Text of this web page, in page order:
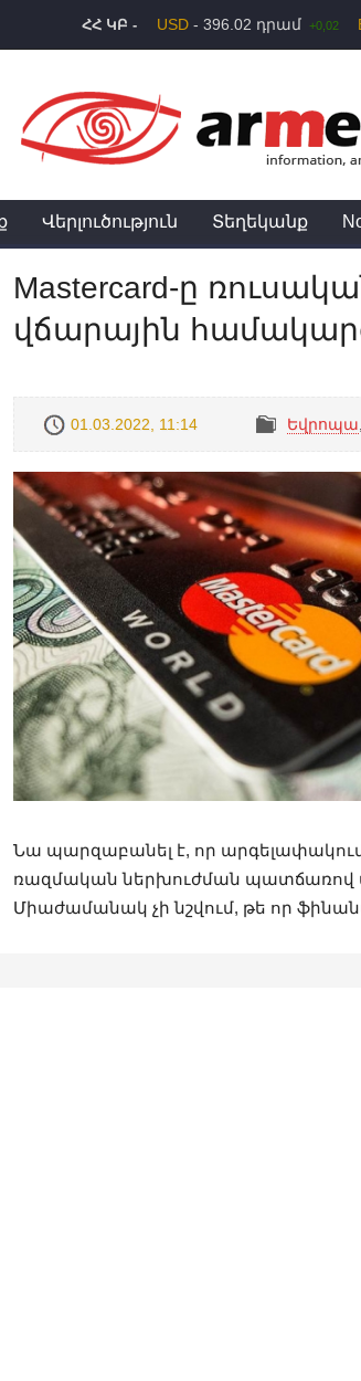
ՀՀ ԿԲ - USD - 396.02 դրամ +0,02
Վերլուծություն Տեղեկանք
Mastercard-ը
վճարային
01.03.2022, 11:14 Եվրոպա
Նա պարզաբանել է, որ
ռազմական ներխուժման պատճառով
Միաժամանակ չի նշվում, թե որ